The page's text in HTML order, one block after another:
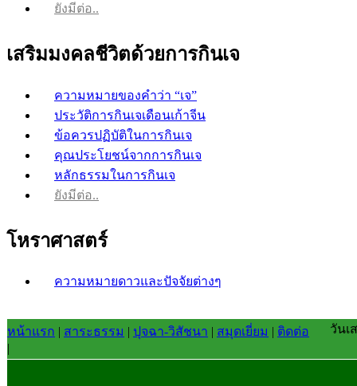
ยังมีต่อ..
เสริมมงคลชีวิตด้วยการกินเจ
ความหมายของคำว่า “เจ”
ประวัติการกินเจเดือนเก้าจีน
ข้อควรปฏิบัติในการกินเจ
คุณประโยชน์จากการกินเจ
หลักธรรมในการกินเจ
ยังมีต่อ..
โหราศาสตร์
ความหมายดาวและปัจจัยต่างๆ
หน้าแรก | สาระธรรม | ปุจฉา-วิสัชนา | สมุดเยี่ยม | ติดต่อ
|
วันเ